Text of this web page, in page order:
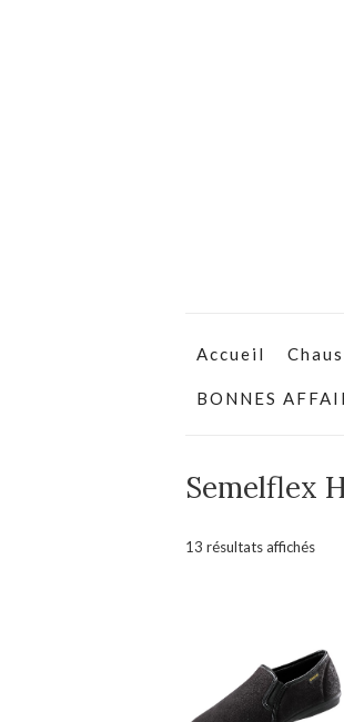
Accueil
BONNES
Semelflex
13 résultats affichés